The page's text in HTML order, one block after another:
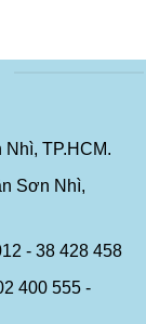
TP.HCM.
Sơn Nhì,
- 38 428 458
400 555 -